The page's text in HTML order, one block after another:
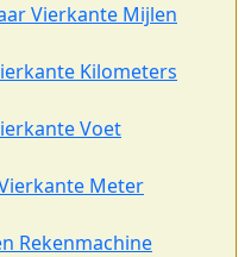
Vierkante Mijlen
Kilometers
Voet
Meter
Rekenmachine